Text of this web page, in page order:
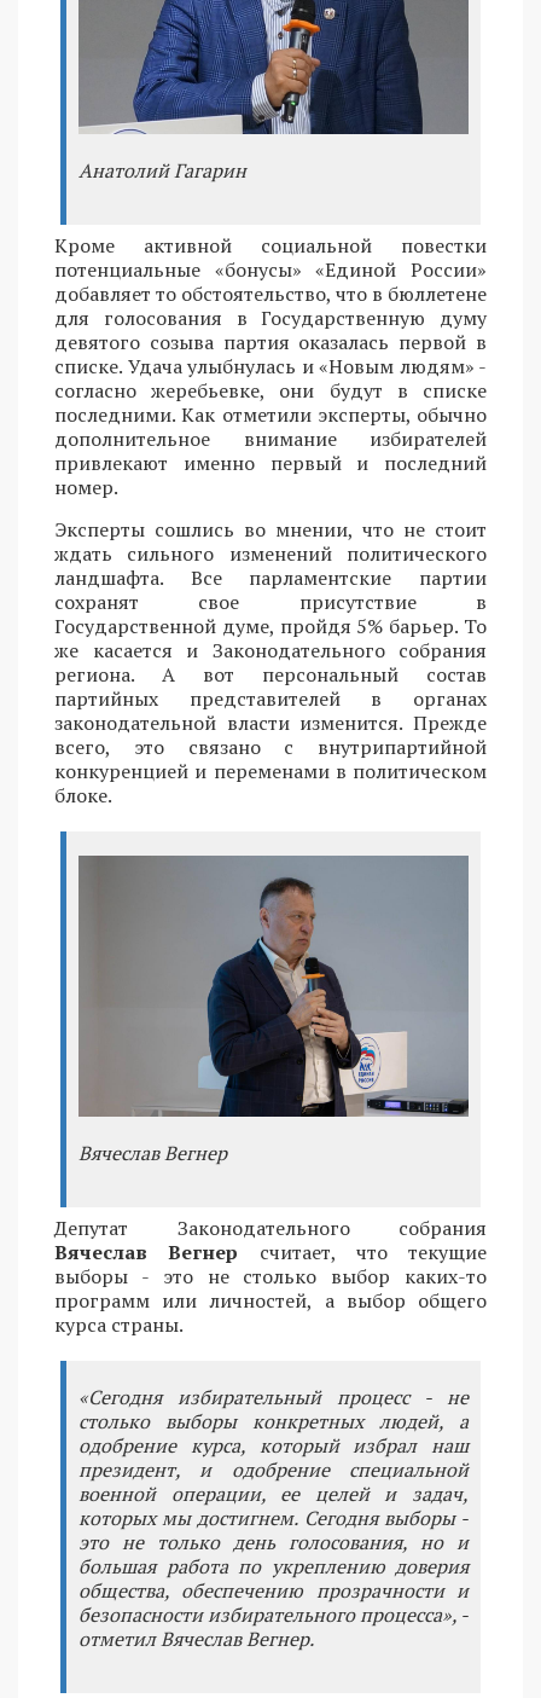
Анатолий Гагарин
Кроме активной социальной повестки
потенциальные «бонусы» «Единой России»
добавляет то обстоятельство, что в бюллетене
для голосования в Государственную думу
девятого созыва партия оказалась первой в
списке. Удача улыбнулась и «Новым людям» -
согласно жеребьевке, они будут в списке
последними. Как отметили эксперты, обычно
дополнительное внимание избирателей
привлекают именно первый и последний
номер.
Эксперты сошлись во мнении, что не стоит
ждать сильного изменений политического
ландшафта. Все парламентские партии
сохранят свое присутствие в
Государственной думе, пройдя 5% барьер. То
же касается и Законодательного собрания
региона. А вот персональный состав
партийных представителей в органах
законодательной власти изменится. Прежде
всего, это связано с внутрипартийной
конкуренцией и переменами в политическом
блоке.
Вячеслав Вегнер
Депутат Законодательного собрания
Вячеслав Вегнер считает, что текущие
выборы - это не столько выбор каких-то
программ или личностей, а выбор общего
курса страны.
«Сегодня избирательный процесс - не
столько выборы конкретных людей, а
одобрение курса, который избрал наш
президент, и одобрение специальной
военной операции, ее целей и задач,
которых мы достигнем. Сегодня выборы -
это не только день голосования, но и
большая работа по укреплению доверия
общества, обеспечению прозрачности и
безопасности избирательного процесса», -
отметил Вячеслав Вегнер.